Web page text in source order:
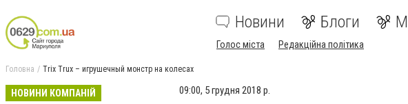
Новини Блоги
Голос міста Редакційна політика
Головна Trix Trux – игрушечный монстр на колесах
НОВИНИ КОМПАНІЙ 09:00, 5 грудня 2018 р.